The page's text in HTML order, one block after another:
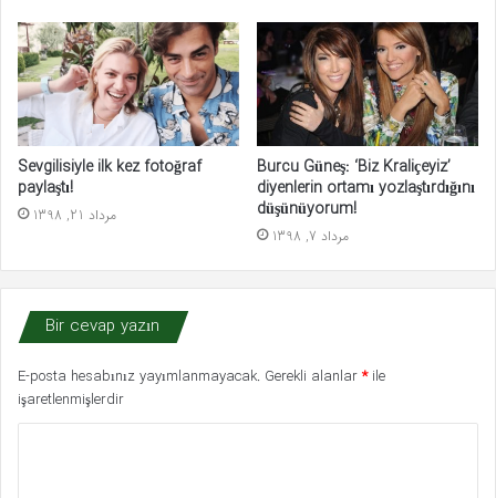
Sevgilisiyle ilk kez fotoğraf
paylaştı!
مرداد 21, 1398
Burcu Güneş: ‘Biz Kraliçeyiz’
diyenlerin ortamı yozlaştırdığını
düşünüyorum!
مرداد 7, 1398
Bir cevap yazın
E-posta hesabınız yayımlanmayacak. Gerekli alanlar*ile
işaretlenmişlerdir